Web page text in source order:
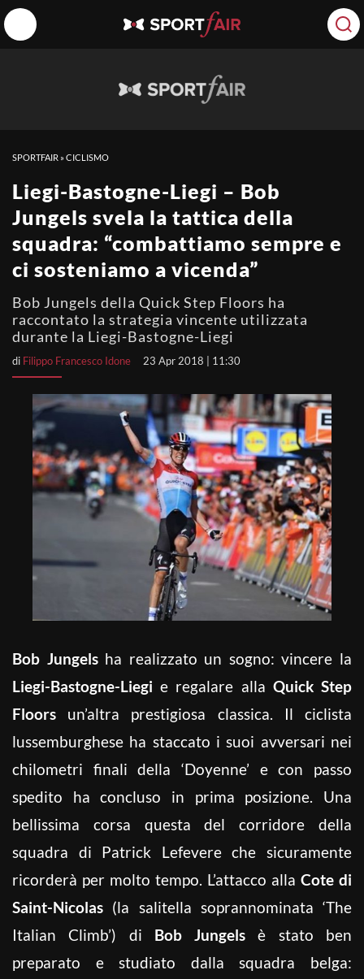
SPORTFAIR »CICLISMO
Liegi-Bastogne-Liegi – Bob
Jungels svela la tattica della
squadra: “combattiamo sempre e
ci sosteniamo a vicenda”
Bob Jungels della Quick Step Floors ha
raccontato la strategia vincente utilizzata
durante la Liegi-Bastogne-Liegi
di Filippo Francesco Idone 23 Apr 2018 | 11:30
Bob Jungelsha realizzato un sogno: vincere la
Liegi-Bastogne-Liegi e regalare alla Quick Step
Floors un’altra prestigiosa classica. Il ciclista
lussemburghese ha staccato i suoi avversari nei
chilometri finali della ‘Doyenne’ e con passo
spedito ha concluso in prima posizione. Una
bellissima corsa questa del corridore della
squadra di Patrick Lefevere che sicuramente
ricorderà per molto tempo. L’attacco alla Cote di
Saint-Nicolas (la salitella soprannominata ‘The
Italian Climb’) di Bob Jungelsè stato ben
preparato e studiato dalla squadra belga: